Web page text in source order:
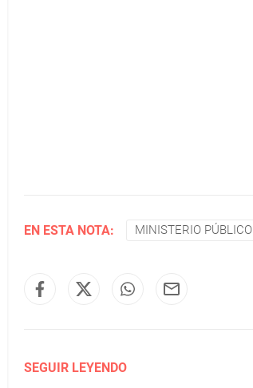
EN ESTA NOTA: MINISTERIO PÚBLICO
SEGUIR LEYENDO